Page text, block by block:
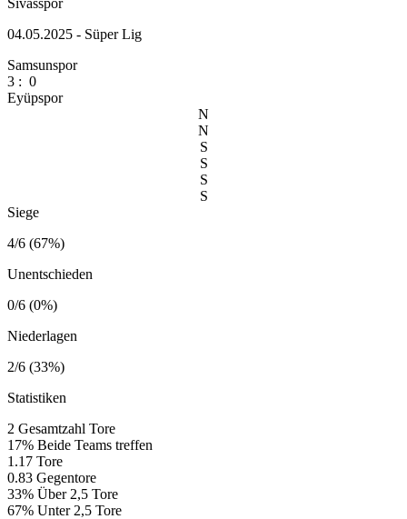
04.05.2025 - Süper Lig
Samsunspor
3 : 0
Eyüpspor
N
N
S
S
S
S
Siege
4/6 (67%)
Unentschieden
0/6 (0%)
Niederlagen
2/6 (33%)
Statistiken
2 Gesamtzahl Tore
17% Beide Teams treffen
1.17 Tore
0.83 Gegentore
33% Über 2,5 Tore
67% Unter 2,5 Tore